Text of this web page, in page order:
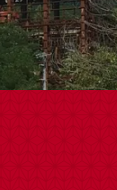
お祭り・伝統